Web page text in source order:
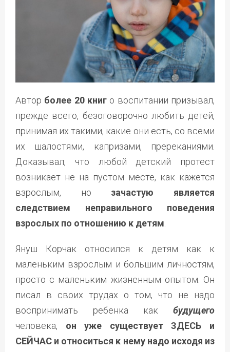
Автор более 20 книг о воспитании призывал,
прежде всего, безоговорочно любить детей,
принимая их такими, какие они есть, со всеми
их шалостями, капризами, пререканиями.
Доказывал, что любой детский протест
возникает не на пустом месте, как кажется
взрослым, но зачастую является
следствием неправильного поведения
взрослых по отношению к детям
Януш Корчак относился к детям как к
маленьким взрослым и большим личностям,
просто с маленьким жизненным опытом. Он
писал в своих трудах о том, что не надо
воспринимать ребенка как будущего
человека, он уже существует ЗДЕСЬ и
СЕЙЧАС и относиться к нему надо исходя из